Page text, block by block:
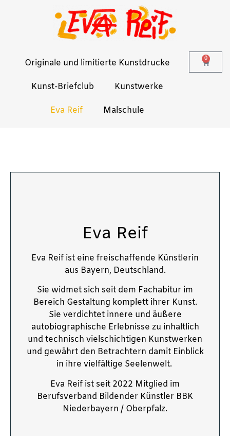
Originale und limitierte Kunstdrucke
Kunst-Briefclub Kunstwerke
Eva Reif Malschule
0
Eva Reif
Eva Reif ist eine freischaffende Künstlerin
aus Bayern, Deutschland.
Sie widmet sich seit dem Fachabitur im
Bereich Gestaltung komplett ihrer Kunst.
Sie verdichtet innere und äußere
autobiographische Erlebnisse zu inhaltlich
und technisch vielschichtigen Kunstwerken
und gewährt den Betrachtern damit Einblick
in ihre vielfältige Seelenwelt.
Eva Reif ist seit 2022 Mitglied im
Berufsverband Bildender Künstler BBK
Niederbayern / Oberpfalz.